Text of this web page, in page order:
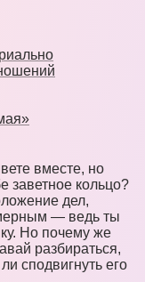
вместе, но
заветное кольцо?
дел,
— ведь ты
Но почему же
разбираться,
сподвигнуть его